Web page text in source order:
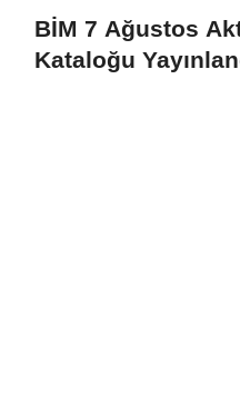
BİM 7 Ağustos
Kataloğu